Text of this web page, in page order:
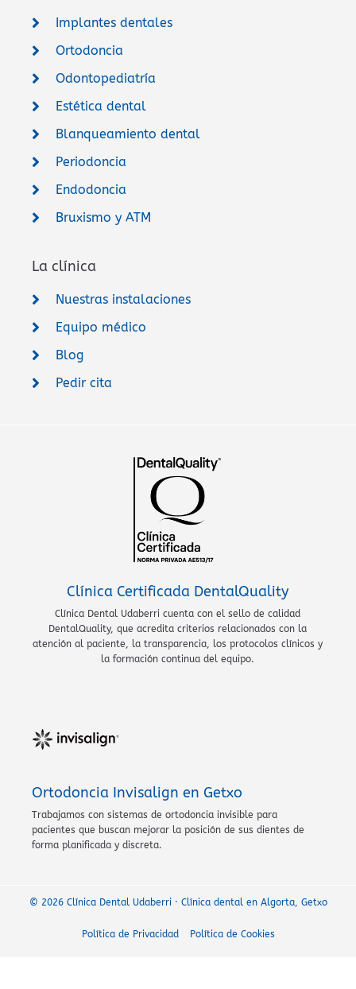
Implantes dentales
Ortodoncia
Odontopediatría
Estética dental
Blanqueamiento dental
Periodoncia
Endodoncia
Bruxismo y ATM
La clínica
Nuestras instalaciones
Equipo médico
Blog
Pedir cita
Clínica Certificada DentalQuality
Clínica Dental Udaberri cuenta con el sello de calidad
DentalQuality, que acredita criterios relacionados con la
atención al paciente, la transparencia, los protocolos clínicos y
la formación continua del equipo.
Ortodoncia Invisalign en Getxo
Trabajamos con sistemas de ortodoncia invisible para
pacientes que buscan mejorar la posición de sus dientes de
forma planificada y discreta.
© 2026 Clínica Dental Udaberri · Clínica dental en Algorta, Getxo
Política de Privacidad Política de Cookies